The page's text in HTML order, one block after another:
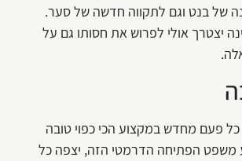
של בנט וגם לתקווה חדשה של סער.
יצטרך אולי לפרוש את חסותו גם על
פעם מחדש במקצוע הכי כפוי טובה
משפט הפתיחה הדרמטי הזה, יצפה כל